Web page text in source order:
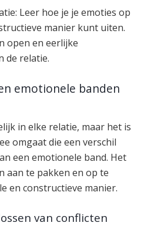
Leer hoe je je emoties op
manier kunt uiten.
open en eerlijke
de relatie.
emotionele banden
in elke relatie, maar het is
omgaat die een verschil
een emotionele band. Het
aan te pakken en op te
en constructieve manier.
van conflicten